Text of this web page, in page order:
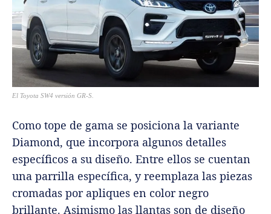
El Toyota SW4 versión GR-S.
Como tope de gama se posiciona la variante
Diamond, que incorpora algunos detalles
específicos a su diseño. Entre ellos se cuentan
una parrilla específica, y reemplaza las piezas
cromadas por apliques en color negro
brillante. Asimismo las llantas son de diseño